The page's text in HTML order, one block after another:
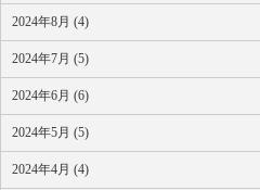
2024年8月 (4)
2024年7月 (5)
2024年6月 (6)
2024年5月 (5)
2024年4月 (4)